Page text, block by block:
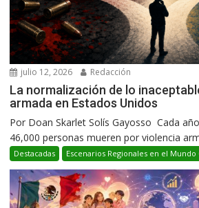
julio 12, 2026 Redacción
La normalización de lo
armada en Estados Unidos
Por Doan Skarlet Solís Gayosso Cada
46,000 personas mueren por violencia
Destacadas Escenarios Regionales en el